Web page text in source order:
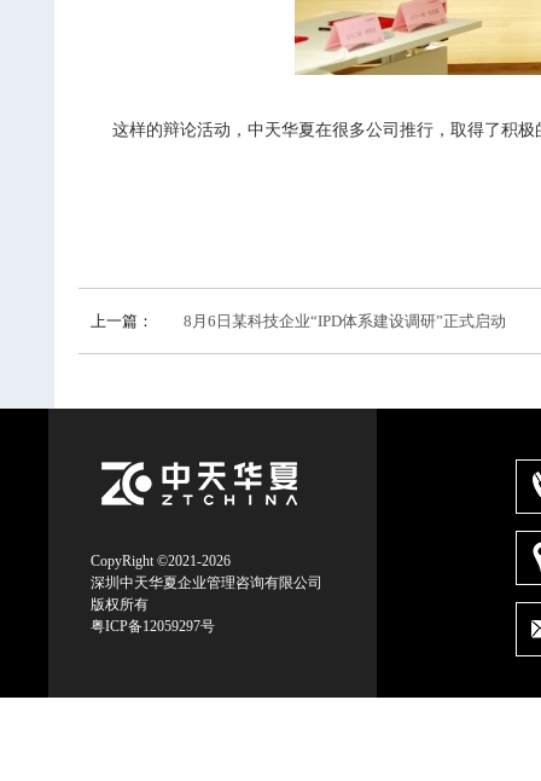
这样的辩论活动，中天华夏在很多公司推行，取得了积
上一篇： 8月6日某科技企业“IPD体系建设调研”正式启动
CopyRight ©2021-2026
深圳中天华夏企业管理咨询有限公司
版权所有
粤ICP备12059297号